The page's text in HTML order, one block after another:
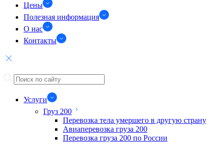
Цены
Полезная информация
О нас
Контакты
Услуги
Груз 200
Перевозка тела умершего в другую страну
Авиаперевозка груза 200
Перевозка груза 200 по России